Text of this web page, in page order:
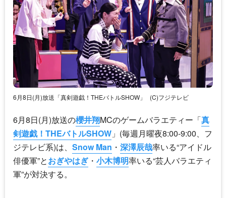
6月8日(月)放送「真剣遊戯！THEバトルSHOW」 (C)フジテレビ
6月8日(月)放送の櫻井翔MCのゲームバラエティー「真
剣遊戯！THEバトルSHOW 」(毎週月曜夜8:00-9:00、フ
ジテレビ系)は、 Snow Man ・ 深澤辰哉率いる“アイドル
俳優軍”とおぎやはぎ ・ 小木博明率いる“芸人バラエティ
軍”が対決する。